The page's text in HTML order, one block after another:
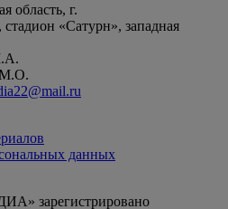
область, г.
«Сатурн», западная
М.О.
данных
зарегистрировано